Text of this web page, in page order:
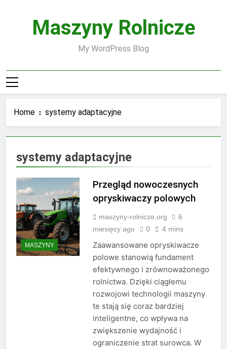
Maszyny Rolnicze
My WordPress Blog
Home systemy adaptacyjne
systemy adaptacyjne
MASZYNY
Przegląd nowoczesnych
opryskiwaczy polowych
maszyny-rolnicze.org
6
miesięcy ago
0 4 mins
Zaawansowane opryskiwacze
polowe stanowią fundament
efektywnego i zrównoważonego
rolnictwa. Dzięki ciągłemu
rozwojowi technologii maszyny
te stają się coraz bardziej
inteligentne, co wpływa na
zwiększenie wydajność i
ograniczenie strat surowca. W